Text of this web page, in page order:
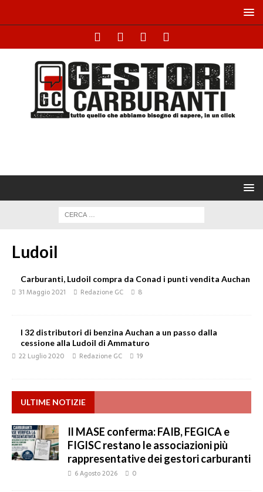
Ludoil
Carburanti, Ludoil compra da Conad i punti vendita Auchan
31 Maggio 2021 Redazione GC 8
I 32 distributori di benzina Auchan a un passo dalla
cessione alla Ludoil di Ammaturo
22 Luglio 2020 Redazione GC 19
ULTIME NOTIZIE
Il MASE conferma: FAIB, FEGICA e
FIGISC restano le associazioni più
rappresentative dei gestori carburanti
6 Agosto 2026 0